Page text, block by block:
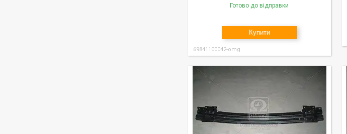
Готово до відправки
Купити
69841100042-omg